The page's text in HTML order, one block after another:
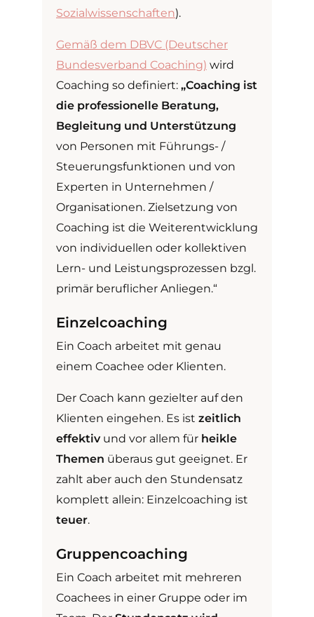
Sozialwissenschaften).
Gemäß dem DBVC (Deutscher
Bundesverband Coaching) wird
Coaching so definiert: „Coaching ist
die professionelle Beratung,
Begleitung und Unterstützung
von Personen mit Führungs- /
Steuerungsfunktionen und von
Experten in Unternehmen /
Organisationen. Zielsetzung von
Coaching ist die Weiterentwicklung
von individuellen oder kollektiven
Lern- und Leistungsprozessen bzgl.
primär beruflicher Anliegen.“
Einzelcoaching
Ein Coach arbeitet mit genau
einem Coachee oder Klienten.
Der Coach kann gezielter auf den
Klienten eingehen. Es ist zeitlich
effektivund vor allem für heikle
Themen überaus gut geeignet. Er
zahlt aber auch den Stundensatz
komplett allein: Einzelcoaching ist
teuer.
Gruppencoaching
Ein Coach arbeitet mit mehreren
Coachees in einer Gruppe oder im